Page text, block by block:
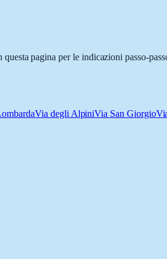
pagina per le indicazioni passo-
Via degli AlpiniVia San Giorgio